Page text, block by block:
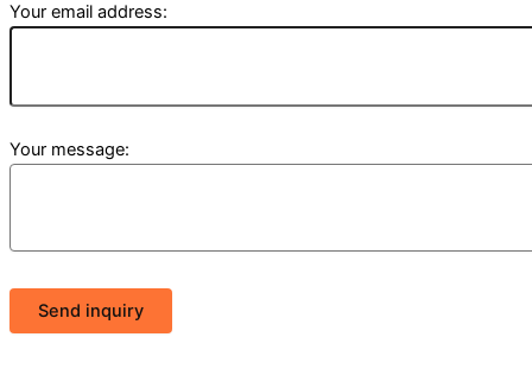
Your email address:
Your message:
Send inquiry